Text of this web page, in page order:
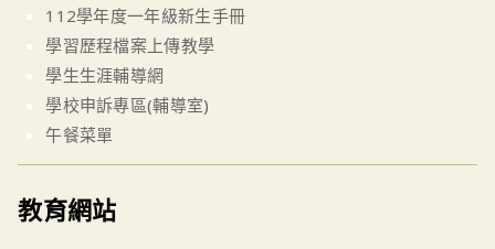
112學年度一年級新生手冊
學習歷程檔案上傳教學
學生生涯輔導網
學校申訴專區(輔導室)
午餐菜單
教育網站